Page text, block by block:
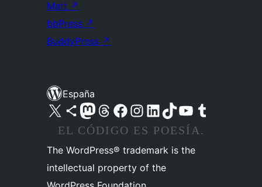
Matt ↗
bbPress ↗
BuddyPress ↗
España
Visita nuestra cuenta de X (anteriormente Twitter)
Visita nuestra cuenta de Bluesky
Visita nuestra cuenta de Mastodon
Visita nuestra cuenta de Threads
Visita nuestra página de Facebook
Visita nuestra cuenta de Instagram
Visita nuestra cuenta de LinkedIn
Visita nuestra cuenta de TikTok
Visita nuestro canal de YouTube
Visita nuestra cuenta de Tumblr
EL CÓDIGO ES POESÍA.
The WordPress® trademark is the
intellectual property of the